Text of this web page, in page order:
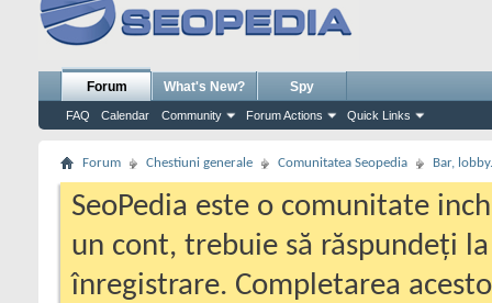
Forum
FAQ Calendar Community Forum Actions Quick Links
What's New? Spy
Forum Chestiuni generale Comunitatea Seopedia Bar,
SeoPedia este o comunitate
un cont, trebuie să răspundeți
înregistrare. Completarea